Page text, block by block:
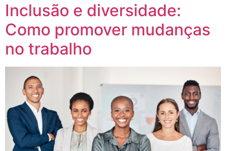
Inclusão e diversidade:
Como promover mudanças
no trabalho